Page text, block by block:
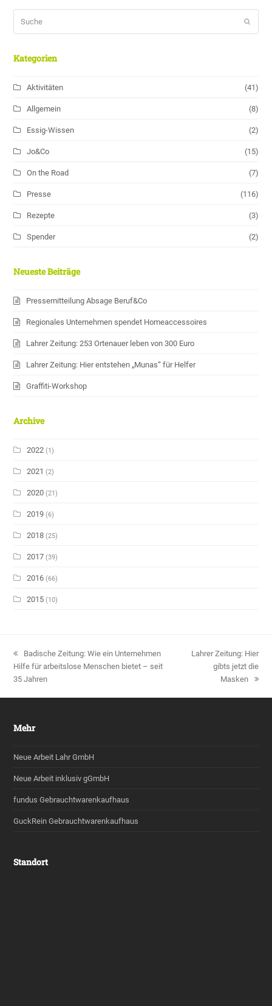
Kategorien
Aktivitäten (41)
Allgemein (8)
Essig-Wissen (2)
Jo&Co (15)
On the Road (7)
Presse (116)
Rezepte (3)
Spender (2)
Neueste Beiträge
Pressemitteilung Absage Beruf&Co
Regionales Unternehmen spendet Homeaccessoires
Lahrer Zeitung: 253 Ortenauer leben von 300 Euro
Lahrer Zeitung: Hier entstehen „Munas“ für Helfer
Graffiti-Workshop
Archive
2022(1)
2021(2)
2020(21)
2019(6)
2018(25)
2017(39)
2016(66)
2015(10)
vorheriger
Beitrag:
Badische Zeitung: Wie ein Unternehmen
Hilfe für arbeitslose Menschen bietet – seit
35 Jahren
Nächster
Beitrag:
Lahrer Zeitung: Hier
gibts jetzt die
Masken
Mehr
Neue Arbeit Lahr GmbH
Neue Arbeit inklusiv gGmbH
fundus Gebrauchtwarenkaufhaus
GuckRein Gebrauchtwarenkaufhaus
Standort